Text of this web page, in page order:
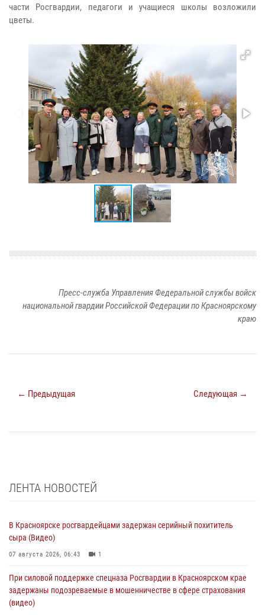
части Росгвардии, педагоги и учащиеся школы возложили
цветы.
Пресс-служба Управления Федеральной службы войск
национальной гвардии Российской Федерации по Красноярскому
краю
← Предыдущая Следующая →
ЛЕНТА НОВОСТЕЙ
В Красноярске росгвардейцами задержан серийный похититель
сыра (Видео)
07 августа 2026, 06:43 1
При силовой поддержке спецназа Росгвардии в Красноярском крае
задержаны подозреваемые в мошенничестве в сфере страхования
(видео)